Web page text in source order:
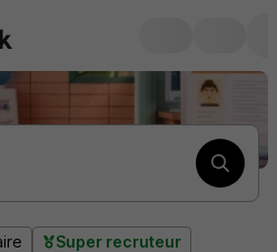
Super recruteur